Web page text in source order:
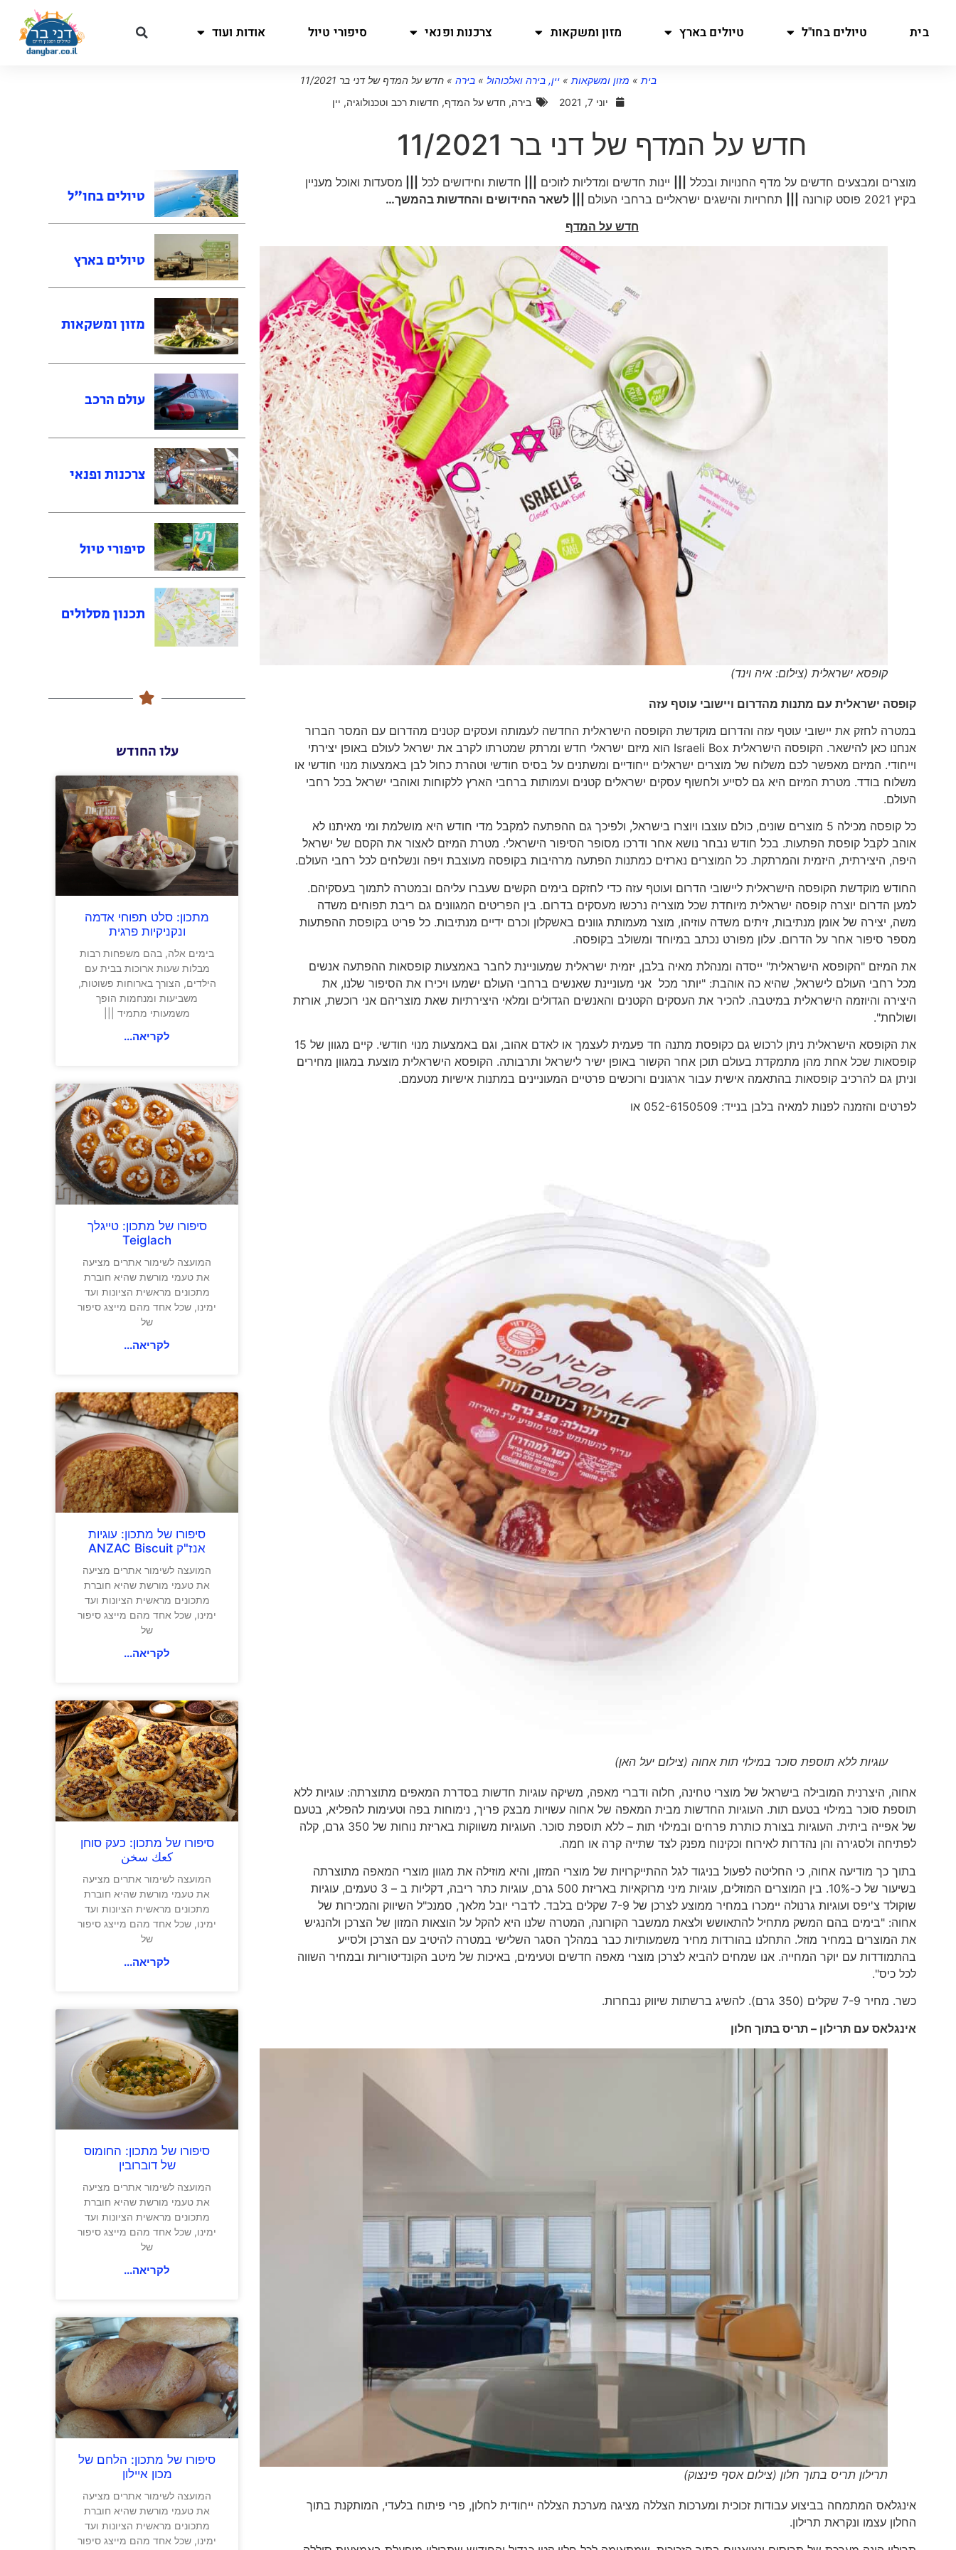
בית טיולים בחו"ל טיולים בארץ מזון ומשקאות צרכנות ופנאי סיפורי טיול אודות ועוד
בית » מזון ומשקאות »יין, בירה ואלכוהול »בירה »חדש על המדף של דני בר 11/2021
יוני 7, 2021
בירה, חדש על המדף, חדשות רכב וטכנולוגיה, יין
חדש על המדף של דני בר 11/2021
מוצרים ומבצעים חדשים על מדף החנויות ובכלל יינות חדשים ומדליות לזוכים חדשות וחידושים לכל
מסעדות ואוכל מעניין
בקיץ 2021 פוסט קורונה
תחרויות והישגים ישראליים ברחבי העולם ||| לשאר החידושים והחדשות בהמשך…
חדש על המדף
קופסא ישראלית (צילום: איה וינד)
קופסה ישראלית עם מתנות מהדרום ויישובי עוטף עזה
במטרה לחזק את יישובי עוטף עזה והדרום מוקדשת הקופסה הישראלית החדשה לעמותה ועסקים קטנים מהדרום עם המסר הברור
אנחנו כאן להישאר. הקופסה הישראלית Israeli Box הוא מיזם ישראלי חדש ומרתק שמטרתו לקרב את ישראל לעולם באופן יצירתי
וייחודי. המיזם מאפשר לכם משלוח של מוצרים ישראלים ייחודיים ומשתנים על בסיס חודשי וטהרת כחול לבן באמצעות מנוי חודשי או
משלוח בודד. מטרת המיזם היא גם לסייע ולחשוף עסקים ישראלים קטנים ועמותות ברחבי הארץ ללקוחות ואוהבי ישראל בכל רחבי
העולם.
כל קופסה מכילה 5 מוצרים שונים, כולם עוצבו ויוצרו בישראל, ולפיכך גם ההפתעה למקבל מדי חודש היא מושלמת ומי מאיתנו לא
אוהב לקבל קופסת הפתעות. בכל חודש נבחר נושא אחר ודרכו מסופר הסיפור הישראלי. מטרת המיזם לאצור את הקסם של ישראל
היפה, היצירתית, היזמית והמרתקת. כל המוצרים נארזים כמתנות הפתעה מרהיבות בקופסה מעוצבת ויפה ונשלחים לכל רחבי העולם.
החודש מוקדשת הקופסה הישראלית ליישובי הדרום ועוטף עזה כדי לחזקם בימים הקשים שעברו עליהם ובמטרה לתמוך בעסקיהם.
למען הדרום יוצרה קופסה ישראלית מיוחדת שכל מוצריה נרכשו מעסקים בדרום. בין הפריטים המגוונים גם ריבת תפוחים משדה
משה, יצירה של אומן מנתיבות, זיתים משדה עוזיהו, מוצר מעמותת גוונים באשקלון וכרם ידיים מנתיבות. כל פריט בקופסת ההפתעות
מספר סיפור אחר על הדרום. עלון מפורט נכתב במיוחד ומשולב בקופסה.
את המיזם "הקופסא הישראלית" ייסדה ומנהלת מאיה בלבן, יזמית ישראלית שמעוניינת לחבר באמצעות קופסאות ההפתעה אנשים
מכל רחבי העולם לישראל, שהיא כה אוהבת: "יותר מכל אני מעוניינת שאנשים ברחבי העולם ישמעו ויכירו את הסיפור שלנו, את
היצירה והיוזמה הישראלית במיטבה. להכיר את העסקים הקטנים והאנשים הגדולים ומלאי היצירתיות שאת מוצריהם אני רוכשת, אורזת
ושולחת".
את הקופסא הישראלית ניתן לרכוש גם כקופסת מתנה חד פעמית לעצמך או לאדם אהוב, וגם באמצעות מנוי חודשי. קיים מגוון של 15
קופסאות שכל אחת מהן מתמקדת בעולם תוכן אחר הקשור באופן ישיר לישראל ותרבותה. הקופסא הישראלית מוצעת במגוון מחירים
וניתן גם להרכיב קופסאות בהתאמה אישית עבור ארגונים ורוכשים פרטיים המעוניינים במתנות אישיות מטעמם.
לפרטים והזמנה לפנות למאיה בלבן בנייד: 052-6150509 או
עוגיות ללא תוספת סוכר במילוי תות אחוה (צילום יעל האן)
אחוה, היצרנית המובילה בישראל של מוצרי טחינה, חלוה ודברי מאפה, משיקה עוגיות חדשות בסדרת המאפים מתוצרתה: עוגיות ללא
תוספת סוכר במילוי בטעם תות. העוגיות החדשות מבית המאפה של אחוה עשויות מבצק פריך, נימוחות בפה וטעימות להפליא, בטעם
של אפייה ביתית. העוגיות בצורת כותרת פרחים ובמילוי תות – ללא תוספת סוכר. העוגיות משווקות באריזת נוחות של 350 גרם, קלה
לפתיחה ולסגירה והן נהדרות לאירוח וכקינוח מפנק לצד שתייה קרה או חמה.
בתוך כך מודיעה אחוה, כי החליטה לפעול בניגוד לגל ההתייקרויות של מוצרי המזון, והיא מוזילה את מגוון מוצרי המאפה מתוצרתה
בשיעור של כ-10%. בין המוצרים המוזלים, עוגיות מיני מרוקאיות באריזת 500 גרם, עוגיות כתר ריבה, דקליות ב – 3 טעמים, עוגיות
שוקולד צ'יפס ועוגיות גרנולה יימכרו במחיר ממוצע לצרכן של 7-9 שקלים בלבד. לדברי יובל מלאך, סמנכ"ל השיווק והמכירות של
אחוה: "בימים בהם המשק מתחיל להתאושש ולצאת ממשבר הקורונה, המטרה שלנו היא להקל על הוצאות המזון של הצרכן ולהנגיש
את המוצרים במחיר מוזל. התחלנו בהורדות מחיר משמעותיות כבר במהלך הסגר השלישי במטרה להיטיב עם הצרכן ולסייע
בהתמודדות עם יוקר המחייה. אנו שמחים להביא לצרכן מוצרי מאפה חדשים וטעימים, באיכות של מיטב הקונדיטוריות ובמחיר השווה
לכל כיס".
כשר. מחיר 7-9 שקלים (350 גרם). להשיג ברשתות שיווק נבחרות.
אינגלאס עם תרילון – תריס בתוך חלון
תרילון תריס בתוך חלון (צילום אסף פינצוק)
אינגלאס המתמחה בביצוע עבודות זכוכית ומערכות הצללה מציגה מערכת הצללה ייחודית לחלון, פרי פיתוח בלעדי, המותקנת בתוך
החלון עצמו ונקראת תרילון.
טיולים בחו"ל
טיולים בארץ
מזון ומשקאות
עולם הרכב
צרכנות ופנאי
סיפורי טיול
תכנון מסלולים
עלו החודש
מתכון: סלט תפוחי אדמה
ונקניקיות פרגית
בימים אלה, בהם משפחות רבות
מבלות שעות ארוכות בבית עם
הילדים, הצורך בארוחות פשוטות,
משביעות ומנחמות הופך
משמעותי מתמיד |||
לקריאה...
סיפורו של מתכון: טייגלך
Teiglach
המועצה לשימור אתרים מציעה
את טעמי מורשת שהיא חוברת
מתכונים מראשית הציונות ועד
ימינו, שכל אחד מהם מייצג סיפור
של
לקריאה...
סיפורו של מתכון: עוגיות
אנז"ק ANZAC Biscuit
המועצה לשימור אתרים מציעה
את טעמי מורשת שהיא חוברת
מתכונים מראשית הציונות ועד
ימינו, שכל אחד מהם מייצג סיפור
של
לקריאה...
סיפורו של מתכון: כעק סוחן
كعك سخن
המועצה לשימור אתרים מציעה
את טעמי מורשת שהיא חוברת
מתכונים מראשית הציונות ועד
ימינו, שכל אחד מהם מייצג סיפור
של
לקריאה...
סיפורו של מתכון: החומוס
של דוברובין
המועצה לשימור אתרים מציעה
את טעמי מורשת שהיא חוברת
מתכונים מראשית הציונות ועד
ימינו, שכל אחד מהם מייצג סיפור
של
לקריאה...
סיפורו של מתכון: הלחם של
מכון איילון
המועצה לשימור אתרים מציעה
את טעמי מורשת שהיא חוברת
מתכונים מראשית הציונות ועד
ימינו, שכל אחד מהם מייצג סיפור